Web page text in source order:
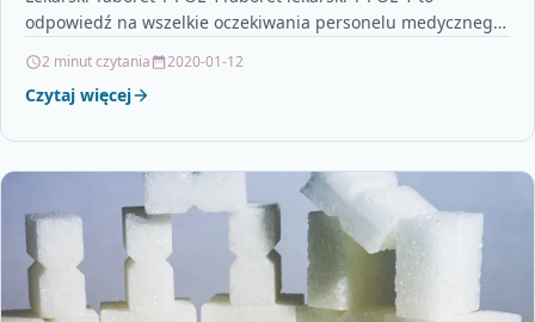
odpowiedź na wszelkie oczekiwania personelu medycznego
2 minut czytania 2020-01-12
Czytaj więcej